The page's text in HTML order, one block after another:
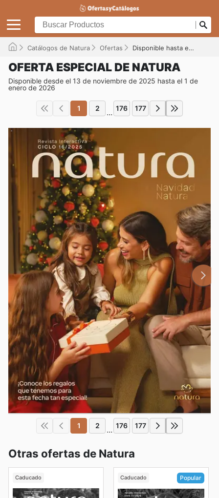
Catálogos de Natura Ofertas Disponible hasta el 01/01/2026
OFERTA ESPECIAL DE NATURA
Disponible desde el 13 de noviembre de 2025 hasta el 1 de
enero de 2026
1 2 ... 176 177
1 2 ... 176 177
Otras ofertas de Natura
Caducado Caducado Popular